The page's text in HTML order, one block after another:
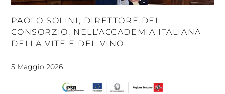
PAOLO SOLINI, DIRETTORE DEL
CONSORZIO, NELL’ACCADEMIA ITALIANA
DELLA VITE E DEL VINO
5 Maggio 2026